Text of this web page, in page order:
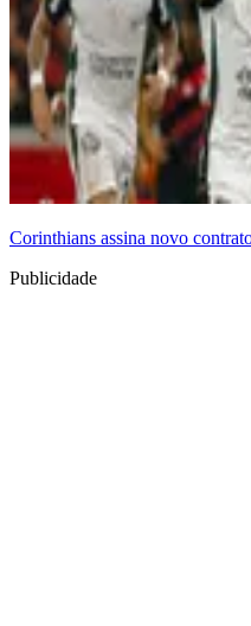
Corinthians assina novo
Publicidade